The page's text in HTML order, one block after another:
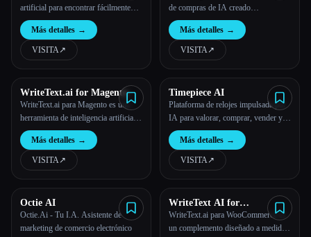
artificial para encontrar fácilmente
cupones y códigos promocionales
Más detalles →
VISITA↗︎
de compras de IA creado
específicamente para marcas ágiles y
de rápido crecimiento. Aprovecha las
señales de navegación para realizar
viajes personalizados in situ que se
Más detalles →
VISITA↗︎
WriteText.ai for Magento
WriteText.ai para Magento es una
herramienta de inteligencia artificial
que genera automáticamente
metatítulos, descripciones, textos de
productos, textos de Open Graph y
textos alternativos de imágenes en tu
Más detalles →
VISITA↗︎
Timepiece AI
Plataforma de relojes impulsada por
IA para valorar, comprar, vender y
autenticar relojes
Más detalles →
VISITA↗︎
Octie AI
Octie.Ai - Tu I.A. Asistente de
marketing de comercio electrónico
WriteText AI for
WooCommerce
WriteText.ai para WooCommerce es
un complemento diseñado a medida